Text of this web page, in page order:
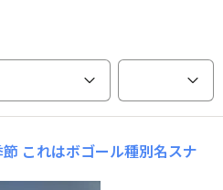
これはボゴール種別名スナ